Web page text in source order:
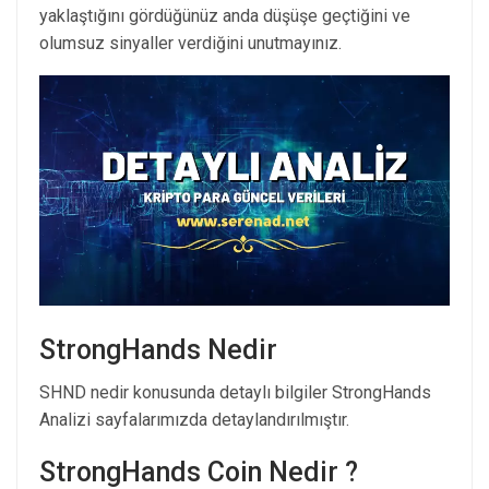
yaklaştığını gördüğünüz anda düşüşe geçtiğini ve
olumsuz sinyaller verdiğini unutmayınız.
StrongHands Nedir
SHND nedir konusunda detaylı bilgiler StrongHands
Analizi sayfalarımızda detaylandırılmıştır.
StrongHands Coin Nedir ?